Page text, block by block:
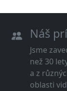
Náš
Jsme
než 30
a z
oblasti